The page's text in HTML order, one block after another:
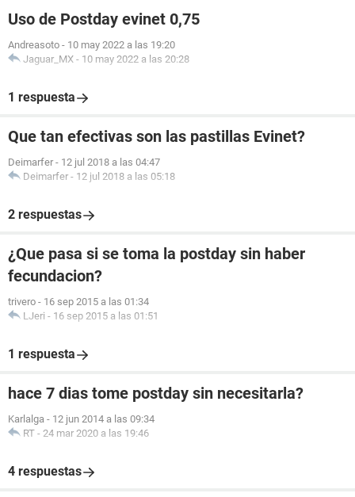
Uso de Postday evinet 0,75
Andreasoto - 10 may 2022 a las 19:20
Jaguar_MX - 10 may 2022 a las 20:28
1 respuesta
Que tan efectivas son las pastillas Evinet?
Deimarfer - 12 jul 2018 a las 04:47
Deimarfer - 12 jul 2018 a las 05:18
2 respuestas
¿Que pasa si se toma la postday sin haber
fecundacion?
trivero - 16 sep 2015 a las 01:34
LJeri - 16 sep 2015 a las 01:51
1 respuesta
hace 7 dias tome postday sin necesitarla?
Karlalga - 12 jun 2014 a las 09:34
RT - 24 mar 2020 a las 19:46
4 respuestas